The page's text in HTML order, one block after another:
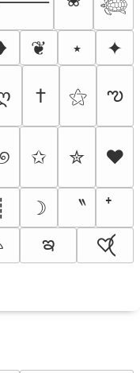
❦ ⋆ ✦
† ⚝ ఌ
✩ ✮ ❤
┊ ☽
〝
ఇ ♡⃝